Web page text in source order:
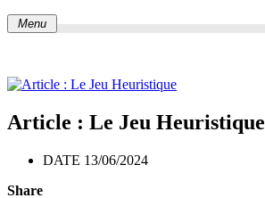
Menu
Article : Le Jeu Heuristique
DATE 13/06/2024
Share